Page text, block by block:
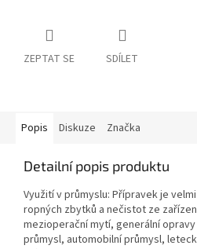
ZEPTAT SE SDÍLET
Popis Diskuze Značka
Detailní popis produktu
Využití v průmyslu: Přípravek je
ropných zbytků a nečistot ze
mezioperační mytí, generální
průmysl, automobilní průmysl,